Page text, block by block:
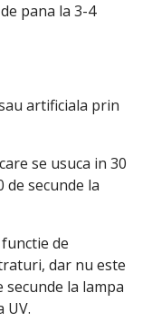
pana la 3-4
artificiala prin
se usuca in 30
de secunde la
de
dar nu este
la lampa
UV.